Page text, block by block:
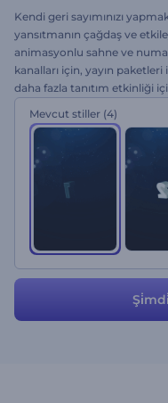
Kendi geri sayımınızı
yansıtmanın çağdaş ve
animasyonlu sahne ve
kanalları için, yayın
daha fazla tanıtım etkinliği
sekansını top 10'u
Mevcut stiller (4)